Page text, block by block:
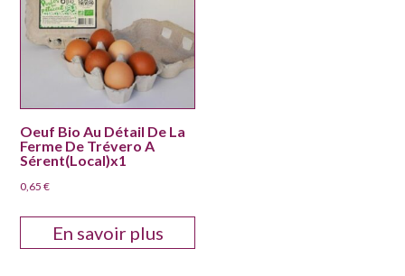
Oeuf Bio Au Détail De La
Ferme De Trévero A
Sérent(Local)x1
0,65€
En savoir plus